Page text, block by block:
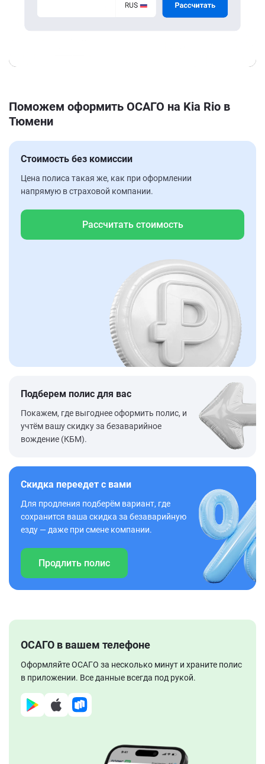
Поможем оформить ОСАГО на Kia Rio в
Тюмени
Стоимость без комиссии
Цена полиса такая же, как при оформлении
напрямую в страховой компании.
Рассчитать стоимость
Подберем полис для вас
Покажем, где выгоднее оформить полис, и
учтём вашу скидку за безаварийное
вождение (КБМ).
Скидка переедет с вами
Для продления подберём вариант, где
сохранится ваша скидка за безаварийную
езду — даже при смене компании.
Продлить полис
ОСАГО в вашем телефоне
Оформляйте ОСАГО за несколько минут и храните полис
в приложении. Все данные всегда под рукой.